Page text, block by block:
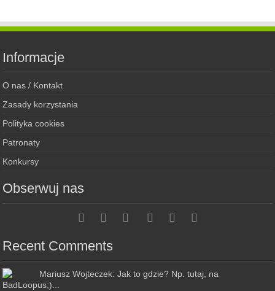
Informacje
O nas / Kontakt
Zasady korzystania
Polityka cookies
Patronaty
Konkursy
Obserwuj nas
Recent Comments
Mariusz Wojteczek: Jak to gdzie? Np. tutaj, na
BadLoopus;)...